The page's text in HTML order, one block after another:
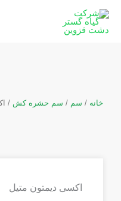
پرش
خانه / سم / سم حشره کش /
اکسی دیمتون متیل